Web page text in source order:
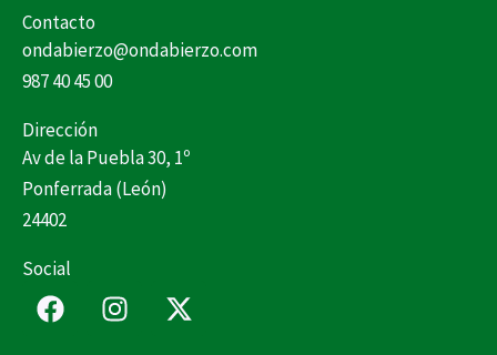
Contacto
ondabierzo@ondabierzo.com
987 40 45 00
Dirección
Av de la Puebla 30, 1º
Ponferrada (León)
24402
Social
F
a
I
n
X
-